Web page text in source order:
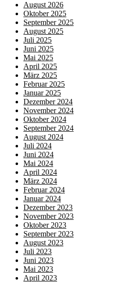
August 2026
Oktober 2025
September 2025
August 2025
Juli 2025
Juni 2025
Mai 2025
April 2025
März 2025
Februar 2025
Januar 2025
Dezember 2024
November 2024
Oktober 2024
September 2024
August 2024
Juli 2024
Juni 2024
Mai 2024
April 2024
März 2024
Februar 2024
Januar 2024
Dezember 2023
November 2023
Oktober 2023
September 2023
August 2023
Juli 2023
Juni 2023
Mai 2023
April 2023